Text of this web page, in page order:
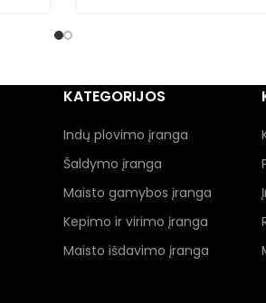
KATEGORIJOS
Indų plovimo įranga
Šaldymo įranga
Maisto gamybos įranga
Kepimo ir virimo įranga
Maisto išdavimo įranga